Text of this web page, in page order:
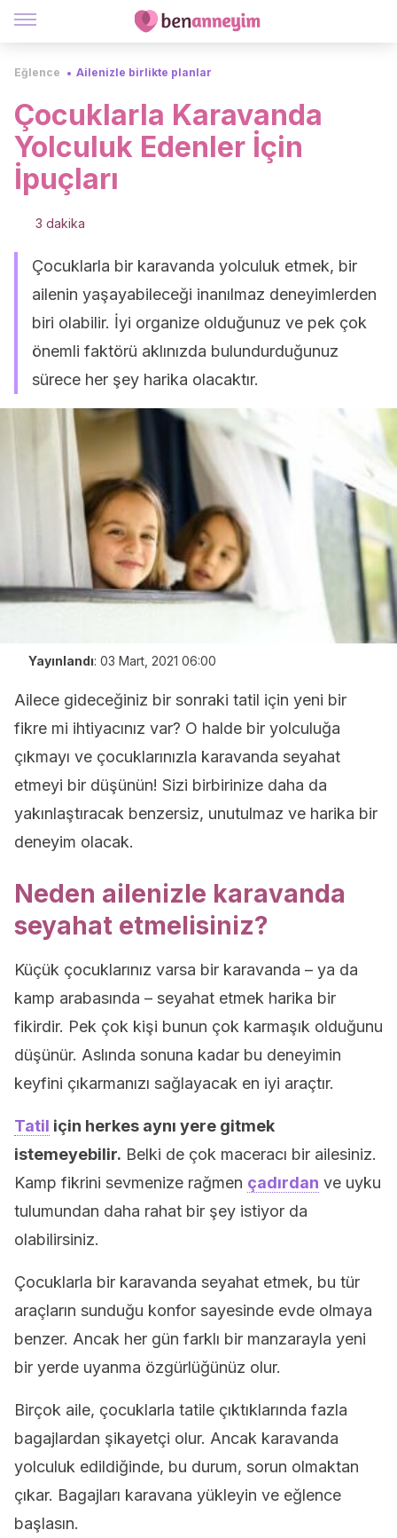
Eğlence Ailenizle birlikte planlar
Çocuklarla Karavanda
Yolculuk Edenler İçin
İpuçları
3 dakika
Çocuklarla bir karavanda yolculuk etmek, bir
ailenin yaşayabileceği inanılmaz deneyimlerden
biri olabilir. İyi organize olduğunuz ve pek çok
önemli faktörü aklınızda bulundurduğunuz
sürece her şey harika olacaktır.
Yayınlandı: 03 Mart, 2021 06:00
Ailece gideceğiniz bir sonraki tatil için yeni bir
fikre mi ihtiyacınız var? O halde bir yolculuğa
çıkmayı ve çocuklarınızla karavanda seyahat
etmeyi bir düşünün! Sizi birbirinize daha da
yakınlaştıracak benzersiz, unutulmaz ve harika bir
deneyim olacak.
Neden ailenizle karavanda
seyahat etmelisiniz?
Küçük çocuklarınız varsa bir karavanda – ya da
kamp arabasında – seyahat etmek harika bir
fikirdir. Pek çok kişi bunun çok karmaşık olduğunu
düşünür. Aslında sonuna kadar bu deneyimin
keyfini çıkarmanızı sağlayacak en iyi araçtır.
Tatil için herkes aynı yere gitmek
istemeyebilir. Belki de çok maceracı bir ailesiniz.
Kamp fikrini sevmenize rağmen çadırdan ve uyku
tulumundan daha rahat bir şey istiyor da
olabilirsiniz.
Çocuklarla bir karavanda seyahat etmek, bu tür
araçların sunduğu konfor sayesinde evde olmaya
benzer. Ancak her gün farklı bir manzarayla yeni
bir yerde uyanma özgürlüğünüz olur.
Birçok aile, çocuklarla tatile çıktıklarında fazla
bagajlardan şikayetçi olur. Ancak karavanda
yolculuk edildiğinde, bu durum, sorun olmaktan
çıkar. Bagajları karavana yükleyin ve eğlence
başlasın.